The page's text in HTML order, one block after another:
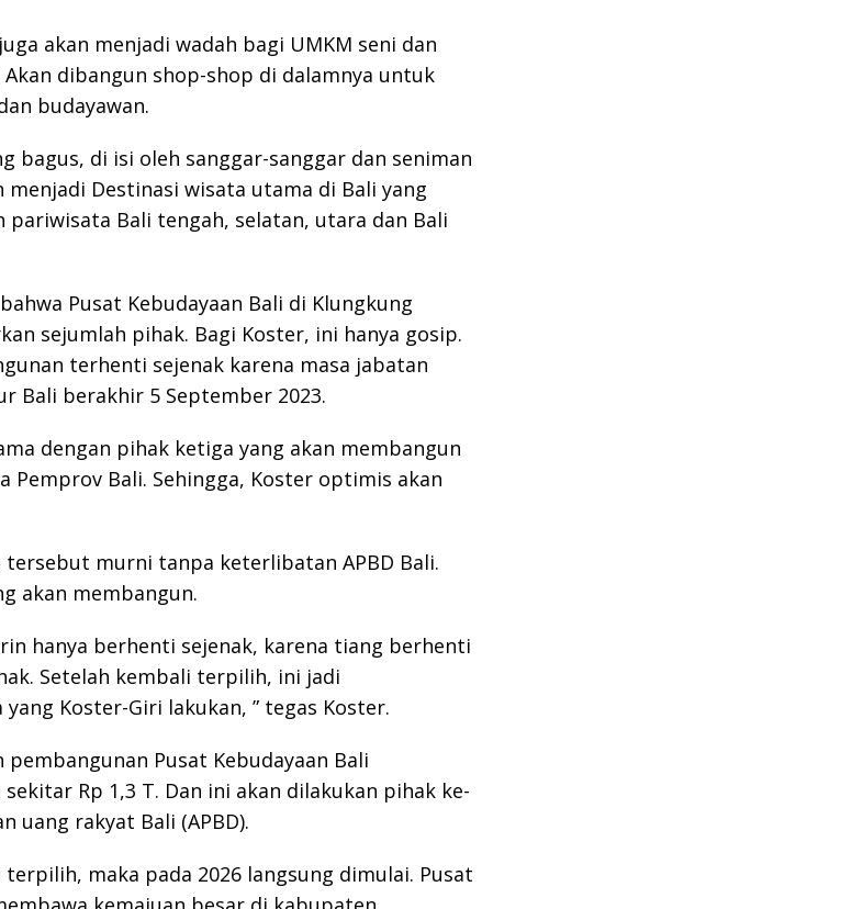
akan menjadi wadah bagi UMKM seni dan
dibangun shop-shop di dalamnya untuk
budayawan.
bagus, di isi oleh sanggar-sanggar dan seniman
menjadi Destinasi wisata utama di Bali yang
pariwisata Bali tengah, selatan, utara dan Bali
Pusat Kebudayaan Bali di Klungkung
sejumlah pihak. Bagi Koster, ini hanya gosip.
terhenti sejenak karena masa jabatan
Bali berakhir 5 September 2023.
dengan pihak ketiga yang akan membangun
Pemprov Bali. Sehingga, Koster optimis akan
tersebut murni tanpa keterlibatan APBD Bali.
akan membangun.
hanya berhenti sejenak, karena tiang berhenti
Setelah kembali terpilih, ini jadi
Koster-Giri lakukan, ” tegas Koster.
Pusat Kebudayaan Bali
Rp 1,3 T. Dan ini akan dilakukan pihak ke-
uang rakyat Bali (APBD).
maka pada 2026 langsung dimulai. Pusat